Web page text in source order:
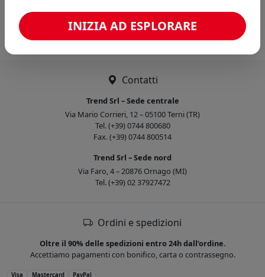
Caricamento confronto...
Contatti
Trend Srl – Sede centrale
Via Mario Corrieri, 12 – 05100 Terni (TR)
Tel. (+39) 0744 800680
Fax. (+39) 0744 800514
Trend Srl – Sede nord
Via Faro, 4 – 20876 Ornago (MI)
Tel. (+39) 02 37927472
Ordini e spedizioni
Oltre il 90% delle spedizioni entro 24h dall’ordine.
Accettiamo pagamenti con bonifico, carta o contrassegno.
Visa Mastercard PayPal
INIZIA AD ESPLORARE